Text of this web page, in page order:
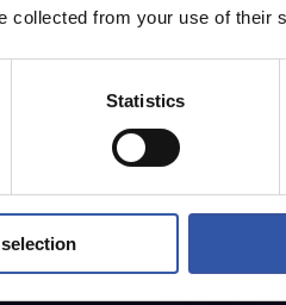
collected from your use of their
Statistics